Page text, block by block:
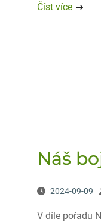
Číst více
Náš
2024-09-09
V díle pořadu